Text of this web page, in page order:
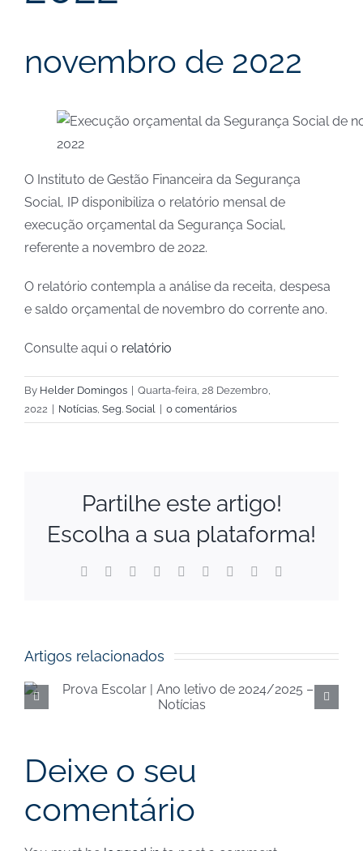
novembro de 2022
O Instituto de Gestão Financeira da Segurança
Social, IP disponibiliza o relatório mensal de
execução orçamental da Segurança Social,
referente a novembro de 2022.
O relatório contempla a análise da receita, despesa
e saldo orçamental de novembro do corrente ano.
Consulte aqui o relatório
By Helder Domingos
Quarta-feira, 28 Dezembro,
2022
Notícias, Seg. Social 0 comentários
Partilhe este artigo!
Escolha a sua plataforma!
Facebook Reddit LinkedInWhatsApp
TumblrPinterest
Artigos relacionados
Execução orçamental da
Segurança Social de
Deixe o seu
comentário